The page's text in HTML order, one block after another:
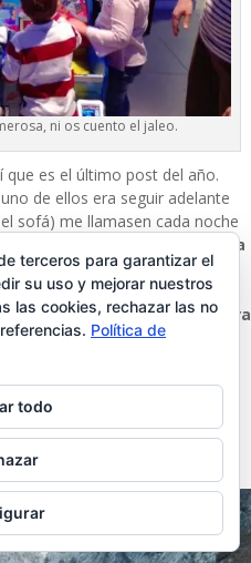
ni os cuento el jaleo.
que es el último post del año.
de ellos era seguir adelante
sofá) me llamasen cada noche
sino que
este espacio ha
de visitas sólo este año,
través de publicidad y
oportunidad de escribir para
, lo cual es un orgullo y
dinerillos. Mi otro propósito…
tarde termino el año con la
e Instagram.
terceros para garantizar el
su uso y mejorar nuestros
las cookies, rechazar las no
Política de
todo